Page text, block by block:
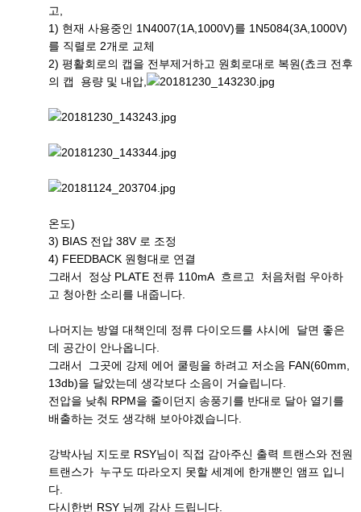
고,
1) 현재 사용중인 1N4007(1A,1000V)를 1N5084(3A,1000V)
를 직렬로 2개로 교체
2) 평활회로의 캡을 전부제거하고 원회로대로 복원(쵸크 전후
의 캡 용량 및 내압,
온도)
3) BIAS 전압 38V 로 조정
4) FEEDBACK 원형대로 연결
그래서 정상 PLATE 전류 110mA 흐르고 처음처럼 우아하
고 청아한 소리를 내줍니다.
나머지는 방열 대책인데 정류 다이오드를 샤시에 달면 좋은
데 공간이 안나옵니다.
그래서 그곳에 강제 에어 쿨링을 하려고 저소음 FAN(60mm,
13db)을 달았는데 생각보다 소음이 거슬립니다.
전압을 낮춰 RPM을 줄이던지 송풍기를 반대로 달아 열기를
배출하는 것도 생각해 보아야겠습니다.
강박사님 지도로 RSY님이 직접 감아주신 출력 트랜스와 전원
트랜스가 누구도 따라오지 못할 세계에 한개뿐인 앰프 입니
다.
다시한번 RSY 님께 감사 드립니다.